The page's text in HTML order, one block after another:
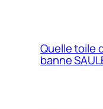
Quelle toile
banne